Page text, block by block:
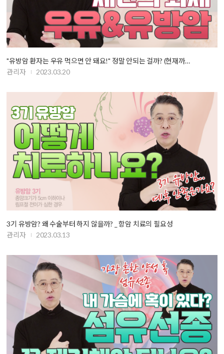
"유방암 환자는 우유 먹으면 안 돼요!" 정말 안되는 걸까? (현재까…
관리자
2023.03.20
3기 유방암? 왜 수술부터 하지 않을까? _ 항암 치료의 필요성
관리자
2023.03.13